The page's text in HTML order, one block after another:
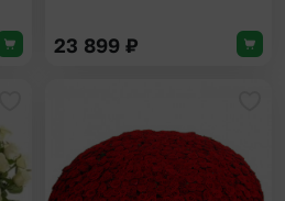
23 899 ₽